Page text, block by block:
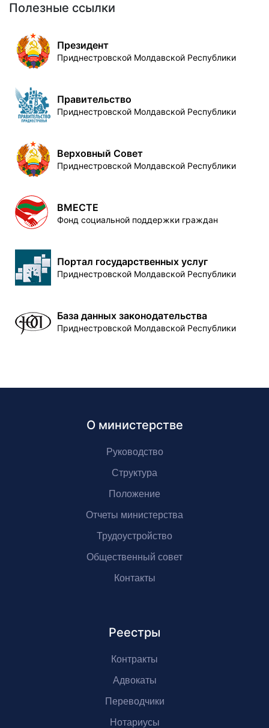
Полезные ссылки
Президент
Приднестровской Молдавской Республики
Правительство
Приднестровской Молдавской Республики
Верховный Совет
Приднестровской Молдавской Республики
ВМЕСТЕ
Фонд социальной поддержки граждан
Портал государственных услуг
Приднестровской Молдавской Республики
База данных законодательства
Приднестровской Молдавской Республики
О министерстве
Руководство
Структура
Положение
Отчеты министерства
Трудоустройство
Общественный совет
Контакты
Реестры
Контракты
Адвокаты
Переводчики
Нотариусы